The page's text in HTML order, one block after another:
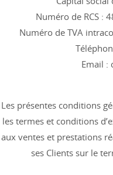
Numéro de RCS :
Numéro de TVA
Email :
Les présentes conditions
les termes et conditions
aux ventes et prestations
ses Clients sur le